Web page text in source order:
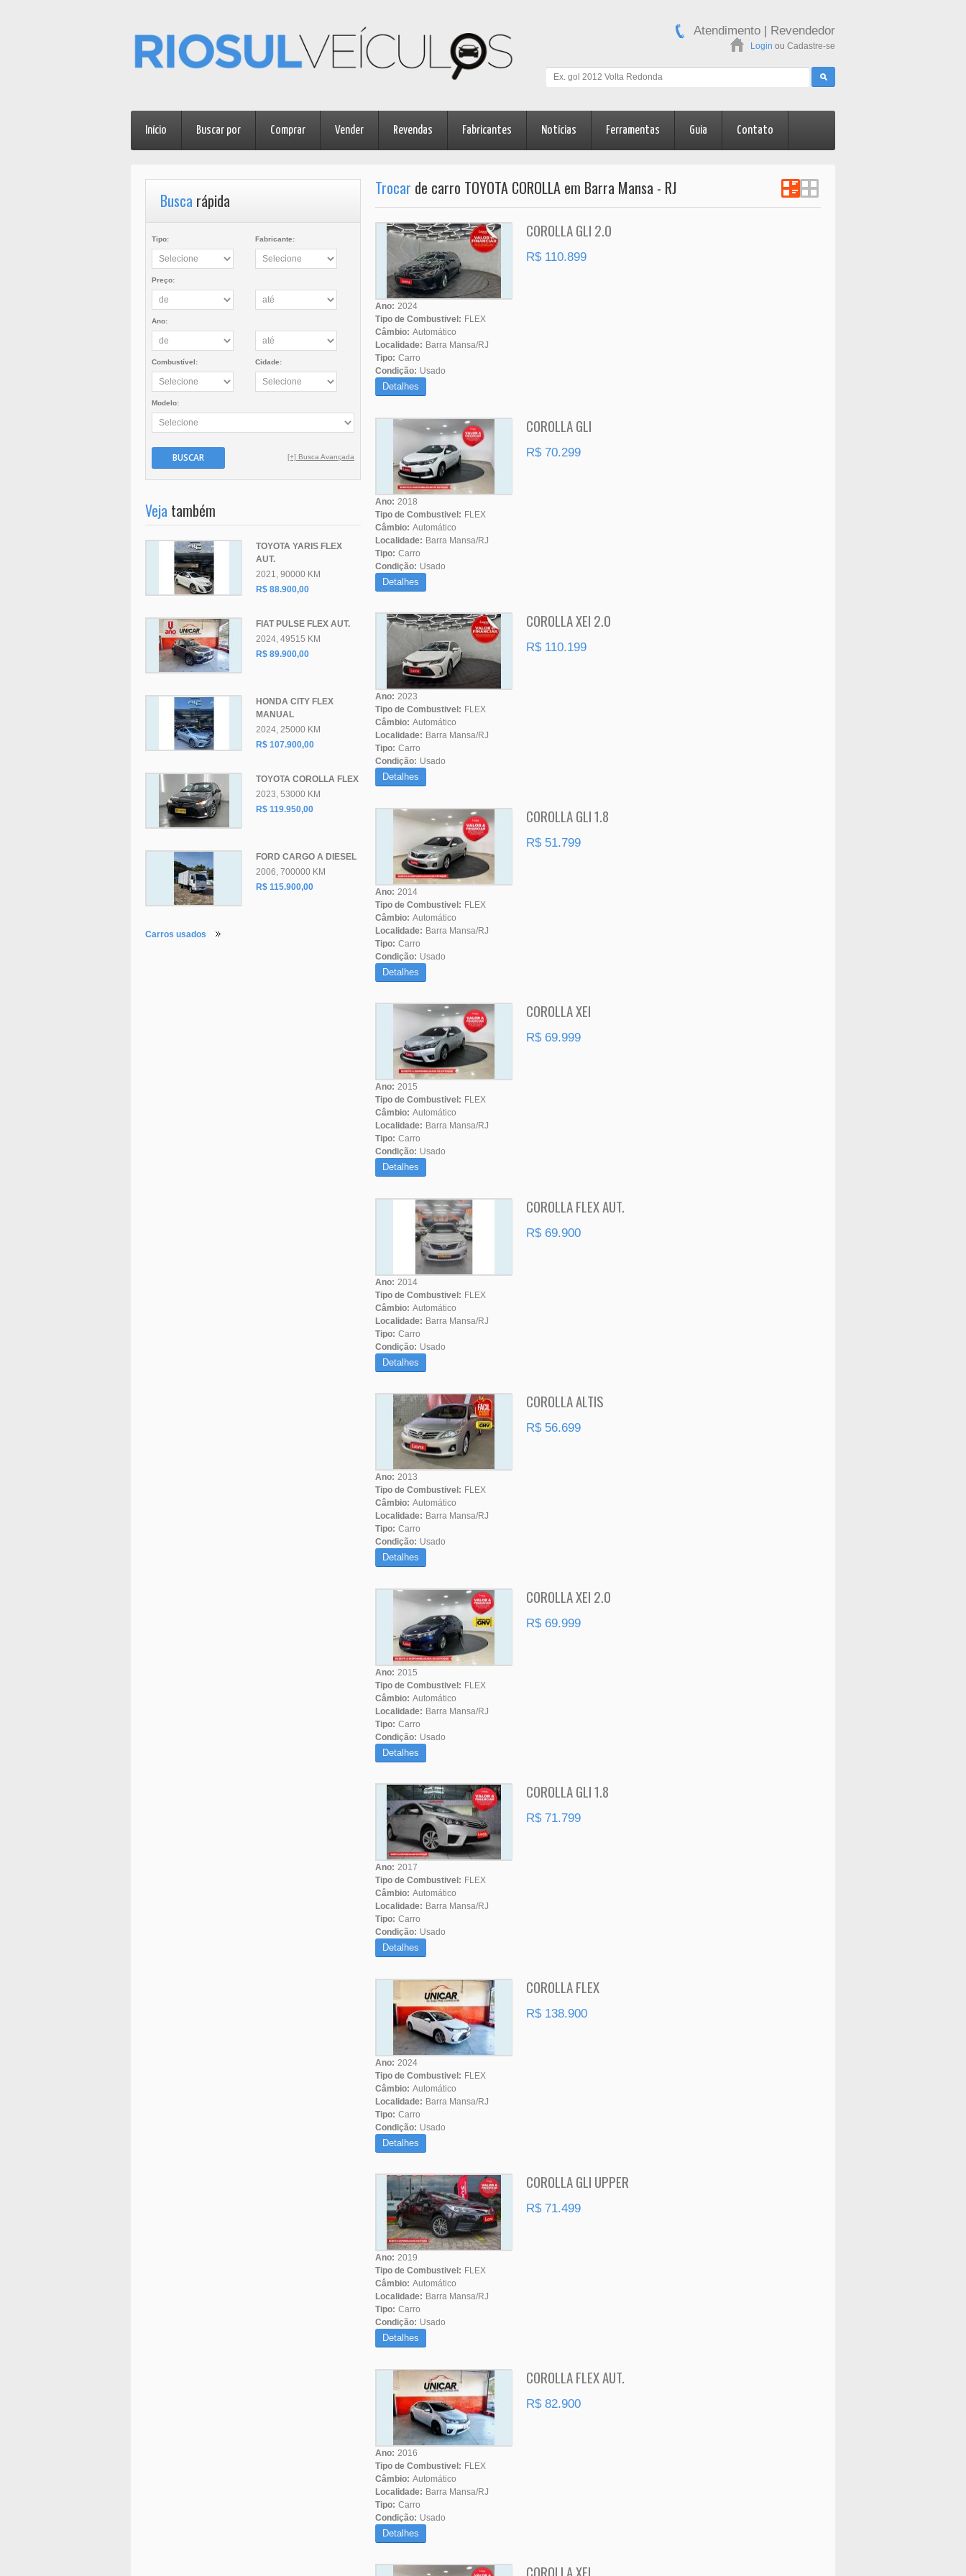
Atendimento | Revendedor
Login ou Cadastre-se
Início Buscar por Comprar Vender Revendas Fabricantes Notícias Ferramentas Guia Contato
Trocar de carro TOYOTA COROLLA em Barra Mansa - RJ
COROLLA GLI 2.0
R$ 110.899
Ano: 2024
Tipo de Combustivel: FLEX
Câmbio: Automático
Localidade: Barra Mansa/RJ
Tipo: Carro
Condição: Usado
Detalhes
COROLLA GLI
R$ 70.299
Ano: 2018
Tipo de Combustivel: FLEX
Câmbio: Automático
Localidade: Barra Mansa/RJ
Tipo: Carro
Condição: Usado
Detalhes
COROLLA XEI 2.0
R$ 110.199
Ano: 2023
Tipo de Combustivel: FLEX
Câmbio: Automático
Localidade: Barra Mansa/RJ
Tipo: Carro
Condição: Usado
Detalhes
COROLLA GLI 1.8
R$ 51.799
Ano: 2014
Tipo de Combustivel: FLEX
Câmbio: Automático
Localidade: Barra Mansa/RJ
Tipo: Carro
Condição: Usado
Detalhes
COROLLA XEI
R$ 69.999
Ano: 2015
Tipo de Combustivel: FLEX
Câmbio: Automático
Localidade: Barra Mansa/RJ
Tipo: Carro
Condição: Usado
Detalhes
COROLLA FLEX AUT.
R$ 69.900
Ano: 2014
Tipo de Combustivel: FLEX
Câmbio: Automático
Localidade: Barra Mansa/RJ
Tipo: Carro
Condição: Usado
Detalhes
COROLLA ALTIS
R$ 56.699
Ano: 2013
Tipo de Combustivel: FLEX
Câmbio: Automático
Localidade: Barra Mansa/RJ
Tipo: Carro
Condição: Usado
Detalhes
COROLLA XEI 2.0
R$ 69.999
Ano: 2015
Tipo de Combustivel: FLEX
Câmbio: Automático
Localidade: Barra Mansa/RJ
Tipo: Carro
Condição: Usado
Detalhes
COROLLA GLI 1.8
R$ 71.799
Ano: 2017
Tipo de Combustivel: FLEX
Câmbio: Automático
Localidade: Barra Mansa/RJ
Tipo: Carro
Condição: Usado
Detalhes
COROLLA FLEX
R$ 138.900
Ano: 2024
Tipo de Combustivel: FLEX
Câmbio: Automático
Localidade: Barra Mansa/RJ
Tipo: Carro
Condição: Usado
Detalhes
COROLLA GLI UPPER
R$ 71.499
Ano: 2019
Tipo de Combustivel: FLEX
Câmbio: Automático
Localidade: Barra Mansa/RJ
Tipo: Carro
Condição: Usado
Detalhes
COROLLA FLEX AUT.
R$ 82.900
Ano: 2016
Tipo de Combustivel: FLEX
Câmbio: Automático
Localidade: Barra Mansa/RJ
Tipo: Carro
Condição: Usado
Detalhes
Busca rápida
Tipo: Fabricante:
Preço:
Ano:
Combustível: Cidade:
Modelo:
BUSCAR [+] Busca Avançada
Veja também
TOYOTA YARIS FLEX
AUT.
2021, 90000 KM
R$ 88.900,00
FIAT PULSE FLEX AUT.
2024, 49515 KM
R$ 89.900,00
HONDA CITY FLEX
MANUAL
2024, 25000 KM
R$ 107.900,00
TOYOTA COROLLA FLEX
2023, 53000 KM
R$ 119.950,00
FORD CARGO A DIESEL
2006, 700000 KM
R$ 115.900,00
Carros usados